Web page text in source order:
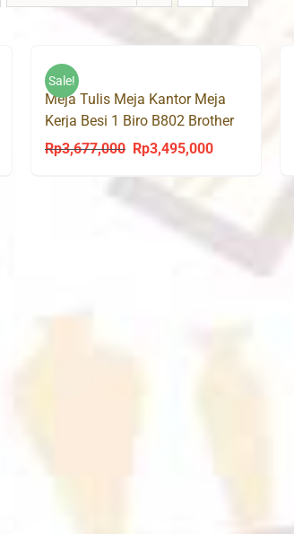
Sale!
Meja Tulis Meja Kantor Meja
Kerja Besi 1 Biro B802 Brother
Rp3,677,000
Original
Rp3,495,000Current